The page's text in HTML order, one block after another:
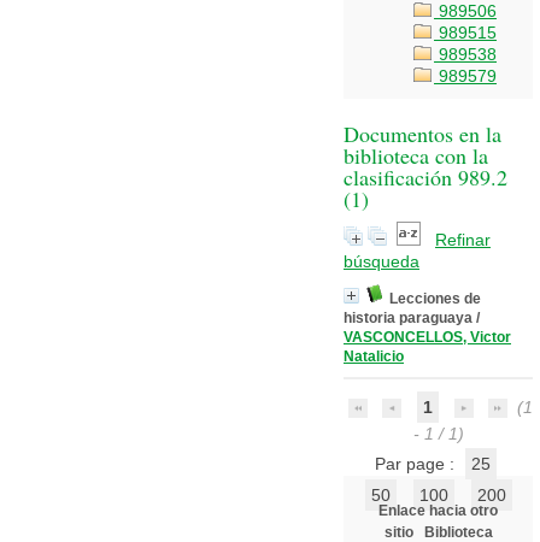
989506
989515
989538
989579
Documentos en la
biblioteca con la
clasificación 989.2
(1)
Refinar
búsqueda
Lecciones de
historia paraguaya /
VASCONCELLOS, Victor
Natalicio
1
(1
- 1 / 1)
Par page :
25
50
100 200
Enlace hacia otro
sitio
Biblioteca